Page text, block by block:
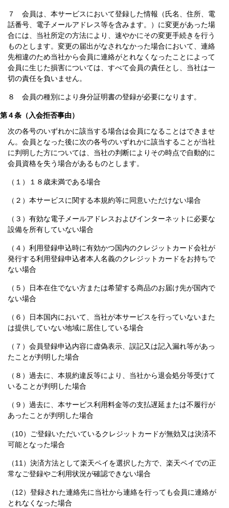
７ 会員は、本サービスにおいて登録した情報（氏名、住所、電
話番号、電子メールアドレス等を含みます。）に変更があった場
合には、当社所定の方法により、速やかにその変更手続きを行う
ものとします。変更の届出がなされなかった場合において、連絡
先相違のため当社から会員に連絡がとれなくなったことによって
会員に生じた損害については、すべて会員の責任とし、当社は一
切の責任を負いません。
８ 会員の種別により身分証明書の登録が必要になります。
第４条（入会拒否事由）
次の各号のいずれかに該当する場合は会員になることはできませ
ん。会員となった後に次の各号のいずれかに該当することが当社
に判明した方については、当社の判断によりその時点で自動的に
会員資格を失う場合があるものとします。
（１）１８歳未満である場合
（２）本サービスに関する本規約等に同意いただけない場合
（３）有効な電子メールアドレスおよびインターネットに必要な
設備を所有していない場合
（４）利用登録申込時に有効かつ国内のクレジットカード会社が
発行する利用登録申込者本人名義のクレジットカードをお持ちで
ない場合
（５）日本在住でない方または希望する商品のお届け先が国内で
ない場合
（６）日本国内において、当社が本サービスを行っていないまた
は提供していない地域に居住している場合
（７）会員登録申込内容に虚偽表示、誤記又は記入漏れ等があっ
たことが判明した場合
（８）過去に、本規約違反等により、当社から退会処分等受けて
いることが判明した場合
（９）過去に、本サービス利用料金等の支払遅延または不履行が
あったことが判明した場合
（10）ご登録いただいているクレジットカードが無効又は決済不
可能となった場合
（11）決済方法として楽天ペイを選択した方で、楽天ペイでの正
常なご登録やご利用状況が確認できない場合
（12）登録された連絡先に当社から連絡を行っても会員に連絡が
とれなくなった場合